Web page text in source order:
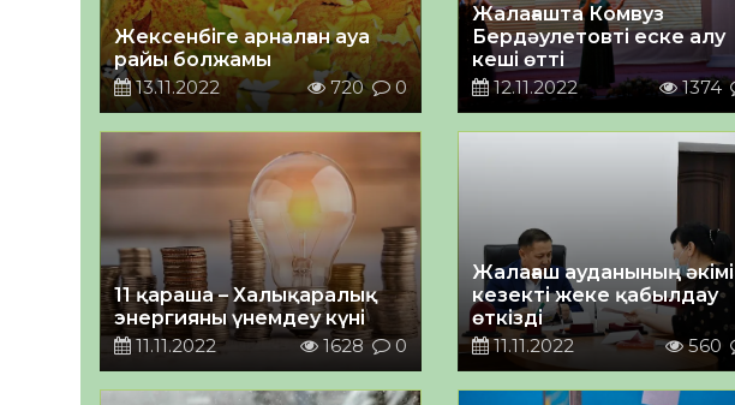
Жексенбіге арналған ауа
райы болжамы
13.11.2022
720 0
Жалағашта Комвуз
Бердәулетовті еске алу
кеші өтті
12.11.2022
1374
11 қараша – Халықаралық
энергияны үнемдеу күні
11.11.2022
1628 0
Жалағаш ауданының әкімі
кезекті жеке қабылдау
өткізді
11.11.2022
560